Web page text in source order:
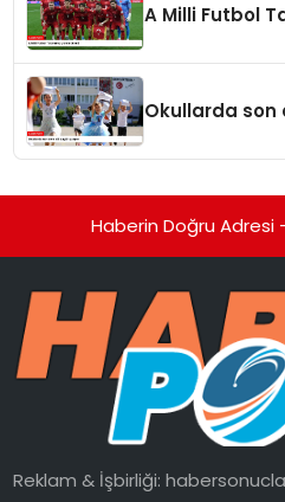
A Milli Futbol
Okullarda son
Haberin Doğru
Reklam & İşbirliği: